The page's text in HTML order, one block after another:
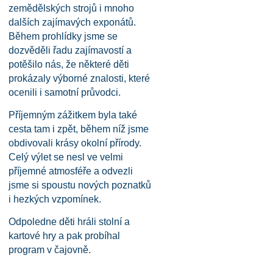
zemědělských strojů i mnoho
dalších zajímavých exponátů.
Během prohlídky jsme se
dozvěděli řadu zajímavostí a
potěšilo nás, že některé děti
prokázaly výborné znalosti, které
ocenili i samotní průvodci.
Příjemným zážitkem byla také
cesta tam i zpět, během níž jsme
obdivovali krásy okolní přírody.
Celý výlet se nesl ve velmi
příjemné atmosféře a odvezli
jsme si spoustu nových poznatků
i hezkých vzpomínek.
Odpoledne děti hráli stolní a
kartové hry a pak probíhal
program v čajovně.